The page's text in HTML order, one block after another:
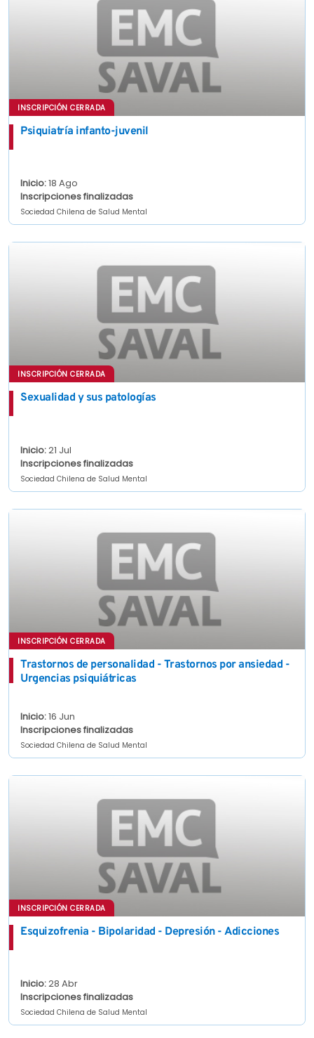
INSCRIPCIÓN CERRADA
Psiquiatría infanto-juvenil
Inicio:18 Ago
Inscripciones finalizadas
Sociedad Chilena de Salud Mental
INSCRIPCIÓN CERRADA
Sexualidad y sus patologías
Inicio:21 Jul
Inscripciones finalizadas
Sociedad Chilena de Salud Mental
INSCRIPCIÓN CERRADA
Trastornos de personalidad - Trastornos por ansiedad -
Urgencias psiquiátricas
Inicio:16 Jun
Inscripciones finalizadas
Sociedad Chilena de Salud Mental
INSCRIPCIÓN CERRADA
Esquizofrenia - Bipolaridad - Depresión - Adicciones
Inicio:28 Abr
Inscripciones finalizadas
Sociedad Chilena de Salud Mental